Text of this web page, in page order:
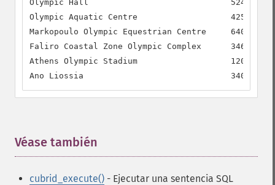
Olympic Hall                             52400.00
Olympic Aquatic Centre                   42500.00
Markopoulo Olympic Equestrian Centre
Faliro Coastal Zone Olympic Complex
Athens Olympic Stadium                   120400.00
Ano Liossia                              34000.00
Véase también
cubrid_execute() - Ejecutar una sentencia SQL